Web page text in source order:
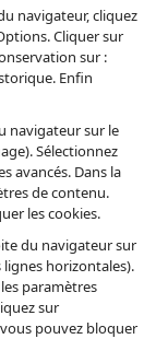
navigateur, cliquez
Cliquer sur
sur :
Enfin
navigateur sur le
Sélectionnez
avancés. Dans la
de contenu.
les cookies.
du navigateur sur
horizontales).
paramètres
sur
pouvez bloquer